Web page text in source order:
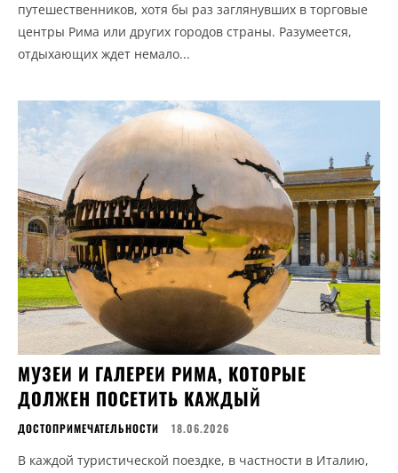
путешественников, хотя бы раз заглянувших в торговые
центры Рима или других городов страны. Разумеется,
отдыхающих ждет немало...
МУЗЕИ И ГАЛЕРЕИ РИМА, КОТОРЫЕ
ДОЛЖЕН ПОСЕТИТЬ КАЖДЫЙ
ДОСТОПРИМЕЧАТЕЛЬНОСТИ 18.06.2026
В каждой туристической поездке, в частности в Италию,